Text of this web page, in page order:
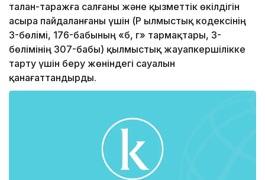
талан-таражға салғаны және қызметтік өкілдігін
асыра пайдаланғаны үшін (ҚР Қылмыстық кодексінің
3-бөлімі, 176-бабының «б, г» тармақтары, 3-
бөлімінің 307-бабы) қылмыстық жауапкершілікке
тарту үшін беру жөніндегі сауалын
қанағаттандырды.